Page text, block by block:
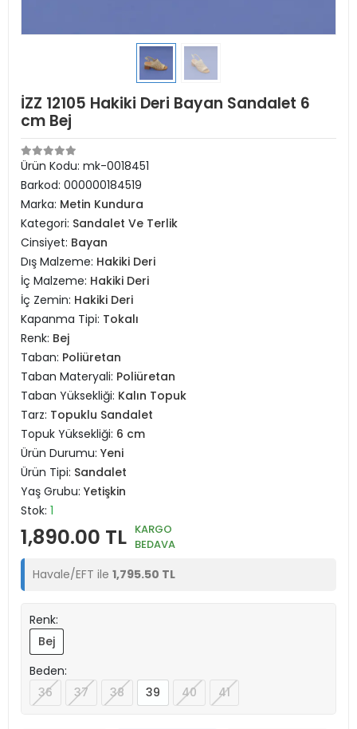
İZZ 12105 Hakiki Deri Bayan Sandalet 6
cm Bej
Ürün Kodu: mk-0018451
Barkod: 000000184519
Marka: Metin Kundura
Kategori: Sandalet Ve Terlik
Cinsiyet: Bayan
Dış Malzeme: Hakiki Deri
İç Malzeme: Hakiki Deri
İç Zemin: Hakiki Deri
Kapanma Tipi: Tokalı
Renk: Bej
Taban: Poliüretan
Taban Materyali: Poliüretan
Taban Yüksekliği: Kalın Topuk
Tarz: Topuklu Sandalet
Topuk Yüksekliği: 6 cm
Ürün Durumu: Yeni
Ürün Tipi: Sandalet
Yaş Grubu: Yetişkin
Stok: 1
1,890.00 TL KARGO
BEDAVA
Havale/EFT ile 1,795.50 TL
Renk:
Bej
Beden:
36
37 38 39 40 41